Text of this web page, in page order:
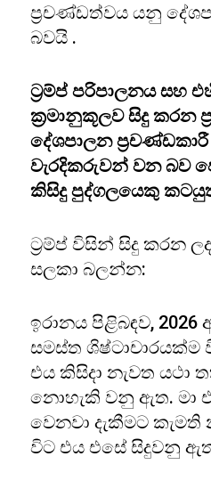
ප්‍රචණ්ඩත්වය යනු
බවයි .
ට්‍රම්ප් පරිපාලනය සහ
ක්‍රමානුකූලව සිදු කරන
දේශපාලන
වැරදිකරුවන් වන බව
කිසිදු පුද්ගලයෙකු
ට්‍රම්ප් විසින් සිදු කරන
සලකා බලන්න:
ඉරානය පිළිබඳව, 2026
සමස්ත ශිෂ්ටාචාරයක්ම
එය කිසිදා නැවත යථා
නොහැකි වනු ඇත. මා
වෙනවා දැකීමට
විට එය එසේ සිදුවනු